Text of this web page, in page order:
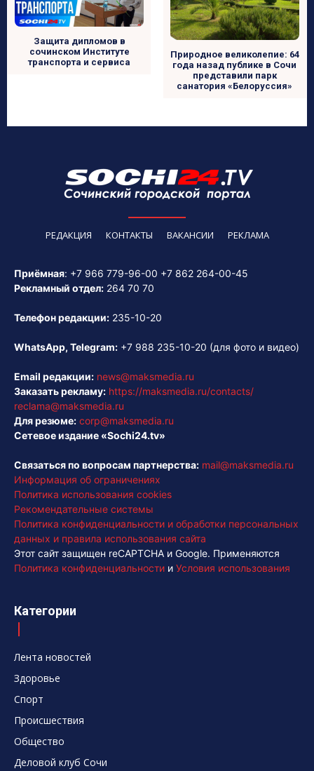
Защита дипломов в
сочинском Институте
транспорта и сервиса
Природное великолепие: 64
года назад публике в Сочи
представили парк
санатория «Белоруссия»
РЕДАКЦИЯ КОНТАКТЫ ВАКАНСИИ РЕКЛАМА
Приёмная: +7 966 779-96-00 +7 862 264-00-45
Рекламный отдел: 264 70 70
Телефон редакции: 235-10-20
WhatsApp, Telegram: +7 988 235-10-20 (для фото и видео)
Email редакции: news@maksmedia.ru
Заказать рекламу: https://maksmedia.ru/contacts/
reclama@maksmedia.ru
Для резюме: corp@maksmedia.ru
Сетевое издание «Sochi24.tv»
Связаться по вопросам партнерства: mail@maksmedia.ru
Информация об ограничениях
Политика использования cookies
Рекомендательные системы
Политика конфиденциальности и обработки персональных
данных и правила использования сайта
Этот сайт защищен reCAPTCHA и Google. Применяются
Политика конфиденциальности и Условия использования
Категории
Лента новостей
Здоровье
Спорт
Происшествия
Общество
Деловой клуб Сочи